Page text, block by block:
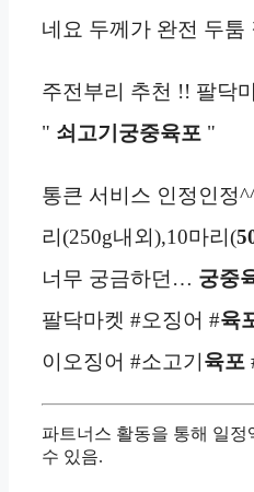
네요 두께가 완전 두
주전부리 추천 !! 팔닥
" 쇠고기궁중육포 "
통큰 서비스 인정인정
리(250g내외),10마리(
너무 궁금하던… 궁중
팔닥마켓 #오징어 #육
이오징어 #소고기 육포
파트너스 활동을 통해 일
수 있음.